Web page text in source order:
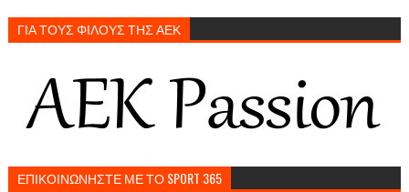
ΓΙΑ ΤΟΥΣ ΦΙΛΟΥΣ ΤΗΣ ΑΕΚ
ΕΠΙΚΟΙΝΩΝΗΣΤΕ ΜΕ ΤΟ SPORT 365